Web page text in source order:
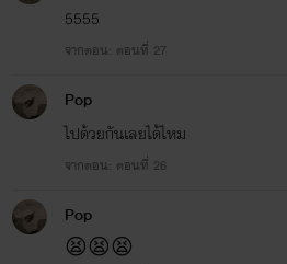
5555
จากตอน: ตอนที่ 27
Pop
ไปด้วยกันเลยได้ไหม
จากตอน: ตอนที่ 26
Pop
😫😫😫